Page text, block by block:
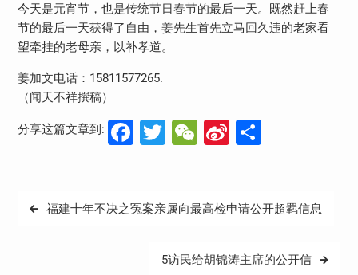
今天是元宵节，也是传统节日春节的最后一天。既然赶上春
节的最后一天获得了自由，姜先生首先立马回久违的老家看
望牵挂的老母亲，以补孝道。
姜加文电话：15811577265.
（闻天不祥撰稿）
分享这篇文章到: Facebook
Twitter
WeChat
Sina分
文
福建十年不决之冤案亲属向最高检申请公开超羁信息
5访民给胡锦涛主席的公开信